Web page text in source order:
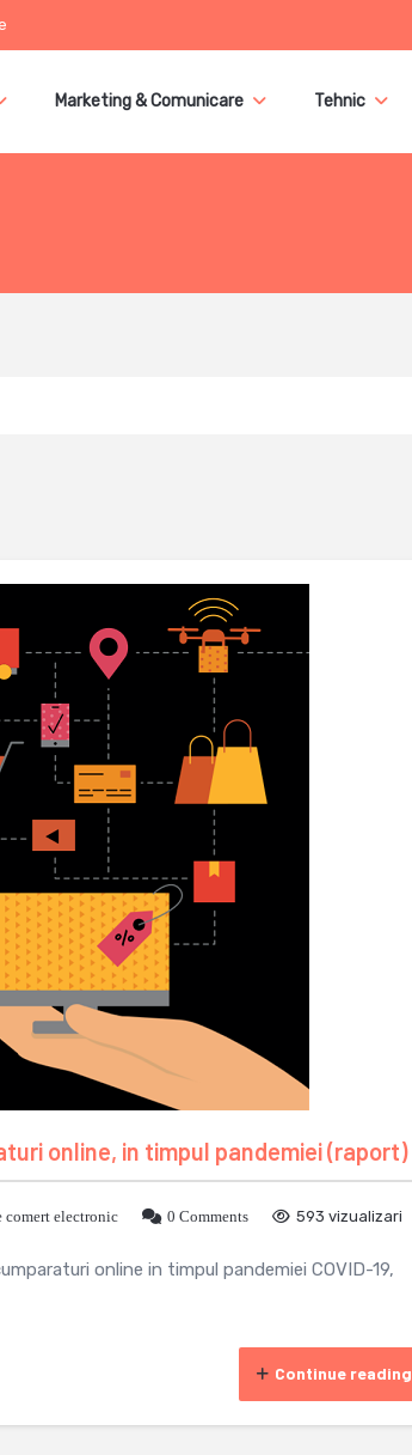
Marketing & Comunicare Tehnic
online, in timpul pandemiei (raport)
comert electronic 0 Comments 593 vizualizari
online in timpul pandemiei COVID-19,
Continue reading